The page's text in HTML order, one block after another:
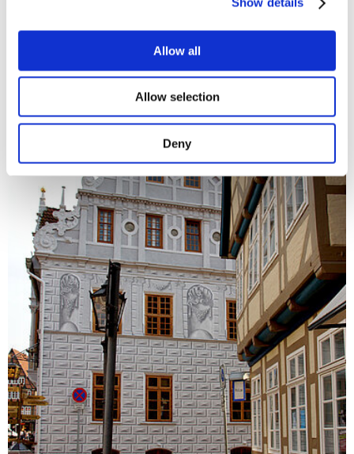
Allow all
Allow selection
Deny